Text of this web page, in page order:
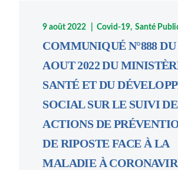
9 août 2022 Covid-19 Santé
COMMUNIQUÉ N°888 DU
AOUT 2022 DU
SANTÉ ET DU
SOCIAL SUR LE SUIVI
ACTIONS DE
DE RIPOSTE FACE À LA
MALADIE À